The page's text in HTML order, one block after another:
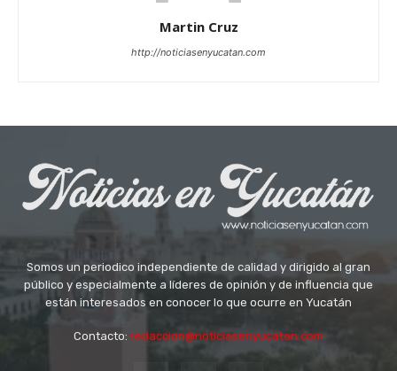
Martin Cruz
http://noticiasenyucatan.com
Somos un periodico independiente de calidad y dirigido al gran
público y especialmente a líderes de opinión y de influencia que
están interesados en conocer lo que ocurre en Yucatán
Contacto: redaccion@noticiasenyucatan.com